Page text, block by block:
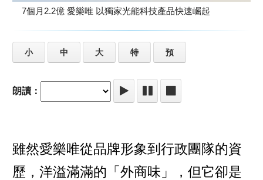
7個月2.2億 愛樂唯 以獨家光能科技產品快速崛起
小 中 大 特 預
朗讀：
雖然愛樂唯從品牌形象到行政團隊的資
歷，洋溢滿滿的「外商味」，但它卻是